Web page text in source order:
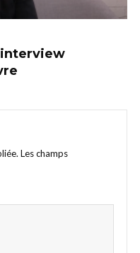
Les champs